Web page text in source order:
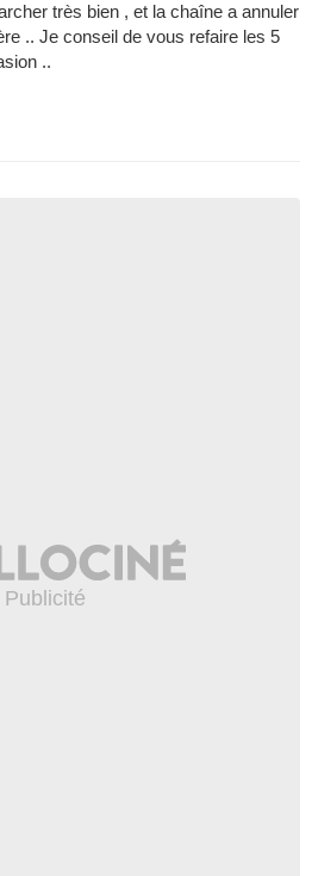
très bien , et la chaîne a annuler
.. Je conseil de vous refaire les 5
..